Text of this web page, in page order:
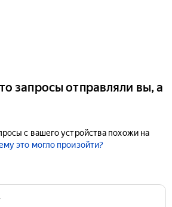
запросы отправляли вы, а
с вашего устройства похожи на
это могло произойти?